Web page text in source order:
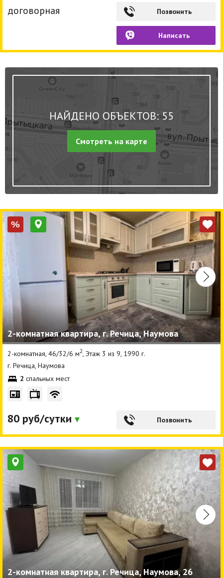
договорная Позвонить
Написать
НАЙДЕНО ОБЪЕКТОВ: 55
Смотреть на карте
%
2-комнатная квартира, г. Речица, Наумова
2-комнатная, 46/32/6 м2, Этаж 3 из 9, 1990 г.
г. Речица, Наумова
2 спальных мест
80 руб/сутки Позвонить
2-комнатная квартира, г. Речица, Наумова, 26